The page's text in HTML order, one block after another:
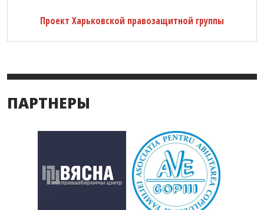
Проект Харьковской правозащитной группы
ПАРТНЕРЫ